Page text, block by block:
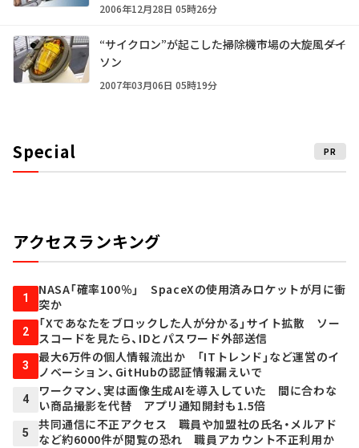
2006年12月28日 05時26分
“サイクロン”が起こした掃除機市場の大旋風――ダイ
ソン
2007年03月06日 05時19分
Special PR
アクセスランキング
1
NASA「確率100％」 SpaceXの使用済みロケットが月に衝
突か
2
「Xであなたをブロックした人が分かる」サイト拡散 ソー
スコードを見たら、IDとパスワード外部送信
3
最大6万件の個人情報流出か 「ITトレンド」など運営のイ
ノベーション、GitHubの認証情報漏えいで
4
ワークマン、実は画像生成AIを導入していた 間に合わな
い商品撮影を代替 アプリ通知開封も1.5倍
5
共同通信に不正アクセス 職員や加盟社の氏名・メルアド
など約6000件が閲覧の恐れ 職員アカウント不正利用か